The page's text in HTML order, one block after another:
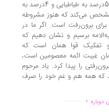
10درصد به رضاشاه اشاره کرده‌اند و 5درصد به طباطبایی و 4درصد به
می‌کند که هنوز مشروطه
است. اگر ما در
برسیم و نشان دهیم که
قوا همان است که
ائمه معصومین است،
را پیدا کرد. یاد مرحوم
هم و غم خود را صرف
............... .